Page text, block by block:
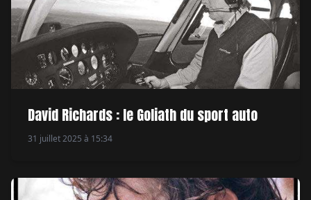
David Richards : le Goliath du sport auto
31 juillet 2025 à 15:34